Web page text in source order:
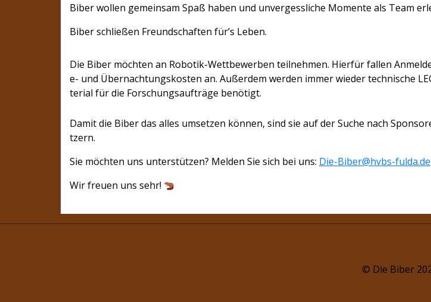
Biber wollen gemeinsam Spaß haben und unvergessliche Momente als Team
Biber schließen Freundschaften für’s Leben.
Die Biber möchten an Robotik-Wettbewerben teilnehmen. Hierfür fallen
e- und Übernachtungskosten an. Außerdem werden immer wieder technische
terial für die Forschungsaufträge benötigt.
Damit die Biber das alles umsetzen können, sind sie auf der Suche nach
tzern.
Sie möchten uns unterstützen? Melden Sie sich bei uns: Die-Biber@hvbs-fulda.de
Wir freuen uns sehr!
© Die Biber